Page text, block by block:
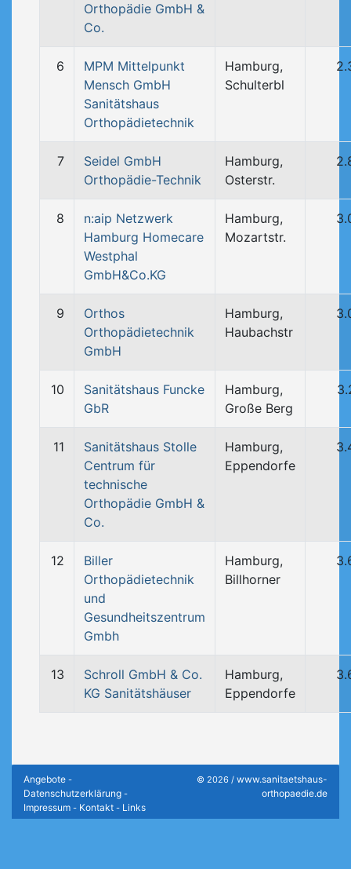
Orthopädie GmbH &
Co.
6
MPM Mittelpunkt
Mensch GmbH
Sanitätshaus
Orthopädietechnik
Hamburg,
Schulterbl
7
Seidel GmbH
Orthopädie-Technik
Hamburg,
Osterstr.
8
n:aip Netzwerk
Hamburg Homecare
Westphal
GmbH&Co.KG
Hamburg,
Mozartstr.
9
Orthos
Orthopädietechnik
GmbH
Hamburg,
Haubachstr
10
Sanitätshaus Funcke
GbR
Hamburg,
Große Berg
11
Sanitätshaus Stolle
Centrum für
technische
Orthopädie GmbH &
Co.
Hamburg,
Eppendorfe
12
Biller
Orthopädietechnik
und
Gesundheitszentrum
Gmbh
Hamburg,
Billhorner
13
Schroll GmbH & Co.
KG Sanitätshäuser
Hamburg,
Eppendorfe
Angebote -
Datenschutzerklärung -
Impressum - Kontakt - Links
© 2026 / www.sanitaetshaus-
orthopaedie.de